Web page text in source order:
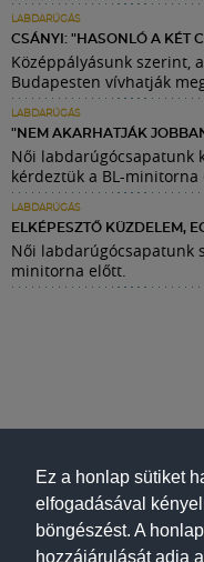
Ez a honlap sütiket
elfogadásával
böngészést. A
hozzájárulását adja
LABDARÚGÁS
CSÁNYI: "HASONLÓ A KÉT
Középpályásunk szerint,
Budapesten vívhatják
LABDARÚGÁS
"NEM AKARHATJÁK
Női labdarúgócsapatunk
kérdeztük a BL-minitorna
LABDARÚGÁS
ELKÉPESZTŐ KÜZDELEM,
Női labdarúgócsapatunk
minitorna előtt.